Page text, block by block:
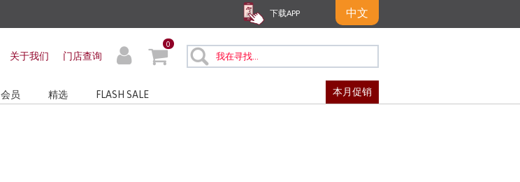
下载APP 中文
关于我们 门店查询
0
会员 精选 FLASH SALE 本月促销